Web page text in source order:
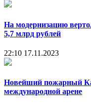
На модернизацию
5,7 млрд рублей
22:10 17.11.2023
Новейший пожарный
международной арене